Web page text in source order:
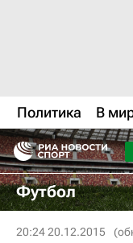
Политика В
Футбол
20:24 20.12.2015